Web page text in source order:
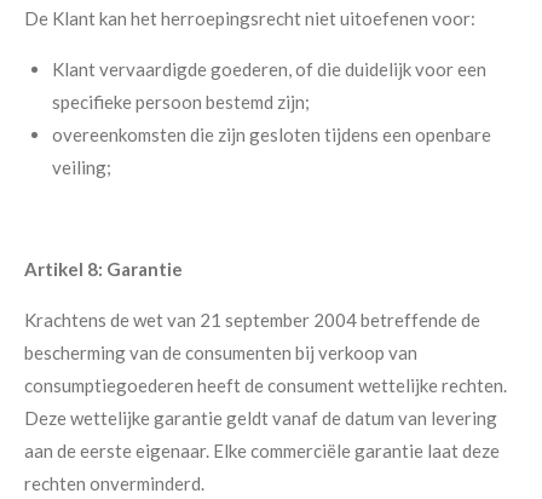
De Klant kan het herroepingsrecht niet uitoefenen voor:
Klant vervaardigde goederen, of die duidelijk voor een
specifieke persoon bestemd zijn;
overeenkomsten die zijn gesloten tijdens een openbare
veiling;
Artikel 8: Garantie
Krachtens de wet van 21 september 2004 betreffende de
bescherming van de consumenten bij verkoop van
consumptiegoederen heeft de consument wettelijke rechten.
Deze wettelijke garantie geldt vanaf de datum van levering
aan de eerste eigenaar. Elke commerciële garantie laat deze
rechten onverminderd.